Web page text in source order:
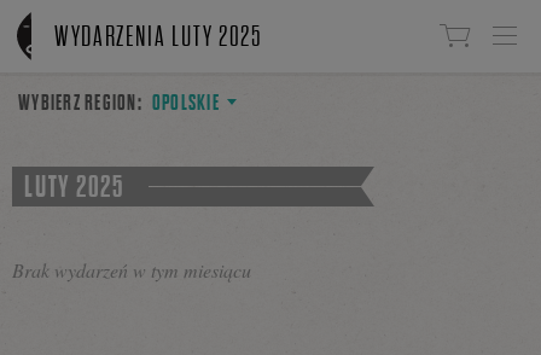
Linki do przejścia
WYDARZENIA LUTY 2025
WYBIERZ REGION: OPOLSKIE
LUTY 2025
Brak wydarzeń w tym miesiącu